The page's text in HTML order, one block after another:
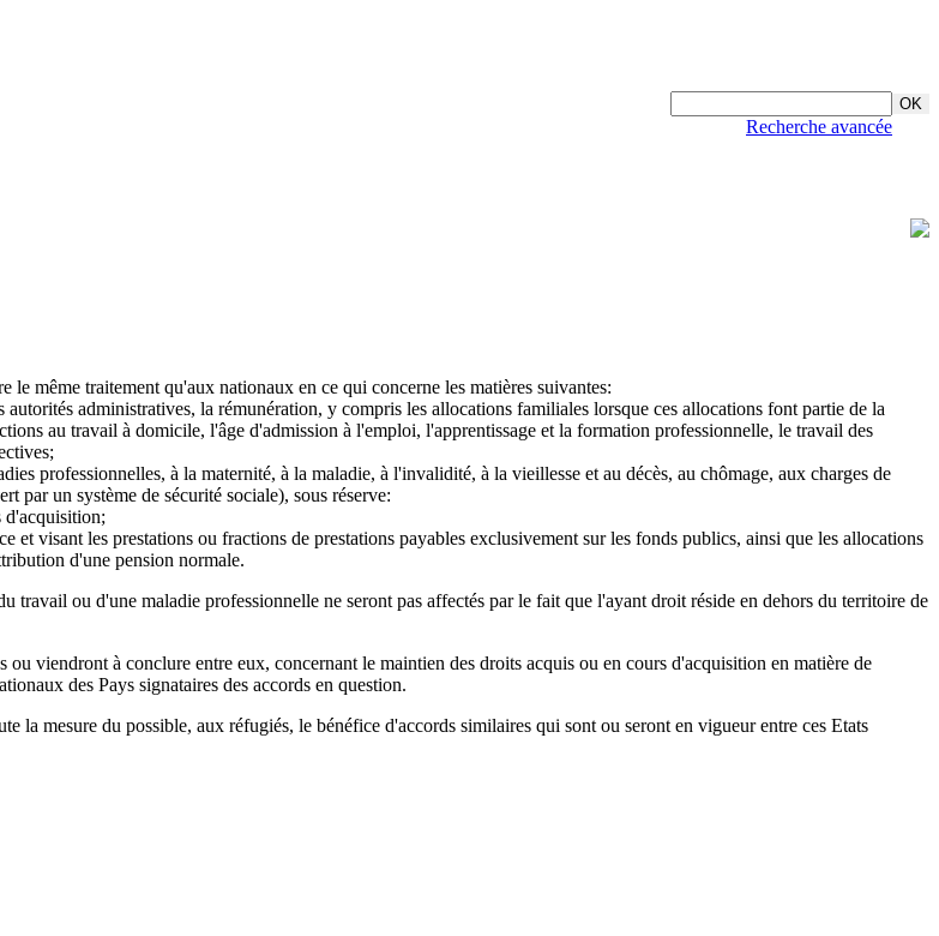
Recherche avancée
même traitement qu'aux nationaux en ce qui concerne les matières suivantes:
administratives, la rémunération, y compris les allocations familiales lorsque ces allocations font partie de la
au travail à domicile, l'âge d'admission à l'emploi, l'apprentissage et la formation professionnelle, le travail des
professionnelles, à la maternité, à la maladie, à l'invalidité, à la vieillesse et au décès, au chômage, aux charges de
par un système de sécurité sociale), sous réserve:
d'acquisition;
visant les prestations ou fractions de prestations payables exclusivement sur les fonds publics, ainsi que les allocations
d'une pension normale.
ou d'une maladie professionnelle ne seront pas affectés par le fait que l'ayant droit réside en dehors du territoire de
viendront à conclure entre eux, concernant le maintien des droits acquis ou en cours d'acquisition en matière de
des Pays signataires des accords en question.
la mesure du possible, aux réfugiés, le bénéfice d'accords similaires qui sont ou seront en vigueur entre ces Etats